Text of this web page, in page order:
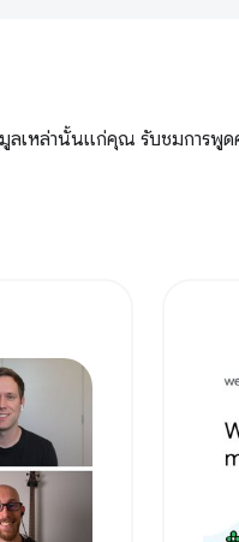
ลเหล่านั้นแก่คุณ รับชมการพู